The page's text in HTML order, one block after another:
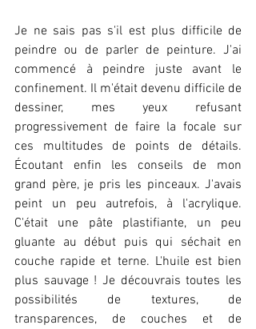
Je ne sais pas s'il est plus difficile de
peindre ou de parler de peinture. J'ai
commencé à peindre juste avant le
confinement. Il m'était devenu difficile de
dessiner, mes yeux refusant
progressivement de faire la focale sur
ces multitudes de points de détails.
Écoutant enfin les conseils de mon
grand père, je pris les pinceaux. J'avais
peint un peu autrefois, à l'acrylique.
C'était une pâte plastifiante, un peu
gluante au début puis qui séchait en
couche rapide et terne. L'huile est bien
plus sauvage ! Je découvrais toutes les
possibilités de textures, de
transparences, de couches et de